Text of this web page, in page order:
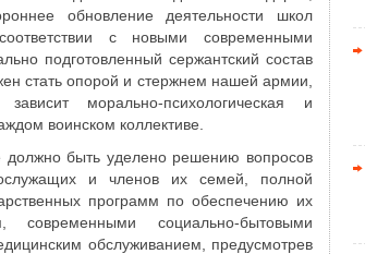
обновление деятельности школ
с новыми современными
подготовленный сержантский состав
стать опорой и стержнем нашей армии,
морально-психологическая и
воинском коллективе.
должно быть уделено решению вопросов
и членов их семей, полной
программ по обеспечению их
современными социально-бытовыми
обслуживанием, предусмотрев